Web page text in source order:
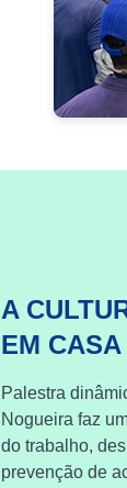
A
EM CASA
Palestra
Nogueira faz
do trabalho,
prevenção de